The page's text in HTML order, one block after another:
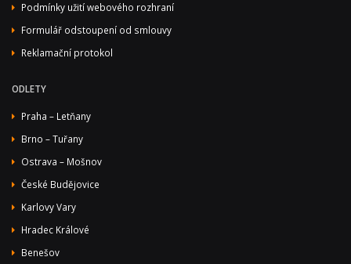
Podmínky užití webového rozhraní
Formulář odstoupení od smlouvy
Reklamační protokol
ODLETY
Praha – Letňany
Brno – Tuřany
Ostrava – Mošnov
České Budějovice
Karlovy Vary
Hradec Králové
Benešov